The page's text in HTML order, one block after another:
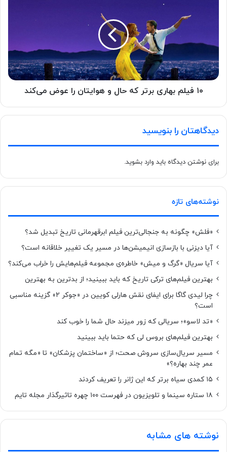
۱۰ فیلم بهاری برتر که حال و هوایتان را عوض می‌کند
دیدگاهتان را بنویسید
برای نوشتن دیدگاه باید وارد بشوید.
نوشته‌های تازه
«فلش» چگونه به جنجالی‌ترین فیلم ابرقهرمانی تاریخ تبدیل شد؟
آیا دیزنی با بازسازی انیمیشن‌ها در مسیر یک تغییر خلاقانه است؟
آیا سریال «گرگ و میش» خاطره‌ی مجموعه‌ فیلم‌هایش را خراب می‌کند؟
بهترین فیلم‌های ترکی تاریخ که باید ببینید؛ از بدترین به بهترین
چرا لیدی گاگا برای ایفای نقش هارلی کویین در «جوکر ۲» گزینه مناسبی
است؟
«تد لاسو»؛ سریالی که زور میزند حال شما را خوب کند
بهترین فیلم‌های بروس لی که حتما باید ببینید
مسیر سریال‌سازی سروش صحت؛ از «ساختمان پزشکان» تا «مگه تمام
عمر چند بهاره؟»
۱۵ کمدی سیاه برتر که این ژانر را تعریف کردند
۱۸ ستاره‌ سینما و تلویزیون در فهرست ۱۰۰ چهره تاثیرگذار مجله تایم
نوشته های مشابه